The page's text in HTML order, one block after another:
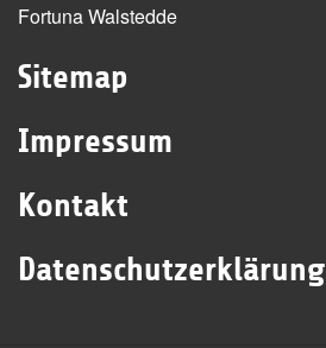
Fortuna Walstedde
Sitemap
Impressum
Kontakt
Datenschutzerklärung